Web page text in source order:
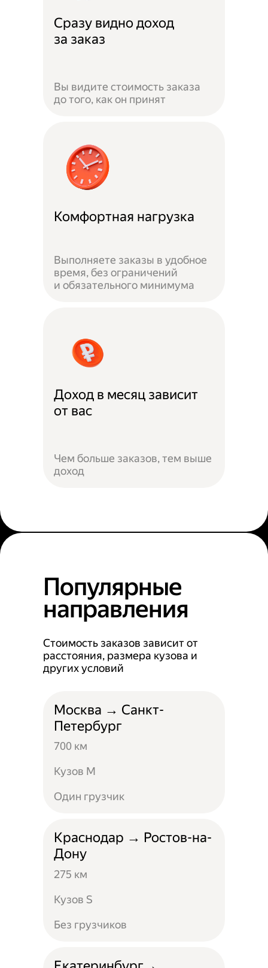
Сразу видно доход
за заказ
Вы видите стоимость заказа
до того, как он принят
Комфортная нагрузка
Выполняете заказы в удобное
время, без ограничений
и обязательного минимума
Доход в месяц зависит
от вас
Чем больше заказов, тем выше
доход
Популярные
направления
Стоимость заказов зависит от
расстояния, размера кузова и
других условий
Москва → Санкт-
Петербург
700 км
Кузов M
Один грузчик
Краснодар → Ростов-на-
Дону
275 км
Кузов S
Без грузчиков